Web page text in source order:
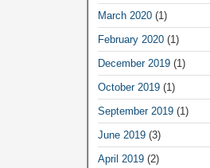
March 2020(1)
February 2020(1)
December 2019(1)
October 2019(1)
September 2019(1)
June 2019(3)
April 2019(2)